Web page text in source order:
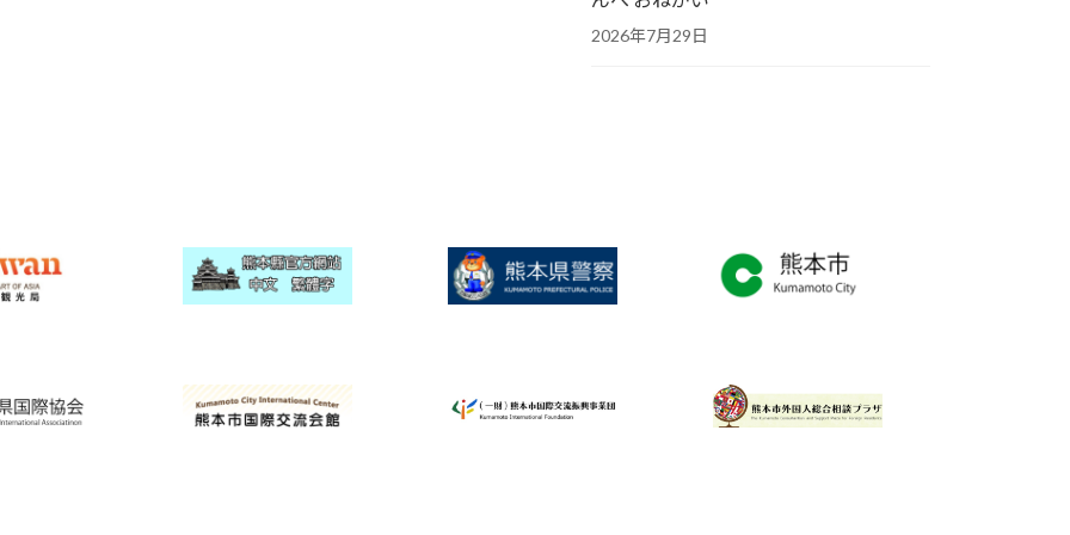
2026年7月29日